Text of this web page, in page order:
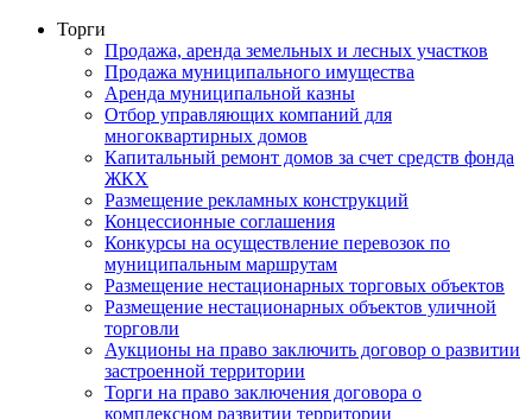
Торги
Продажа, аренда земельных и лесных участков
Продажа муниципального имущества
Аренда муниципальной казны
Отбор управляющих компаний для
многоквартирных домов
Капитальный ремонт домов за счет средств фонда
ЖКХ
Размещение рекламных конструкций
Концессионные соглашения
Конкурсы на осуществление перевозок по
муниципальным маршрутам
Размещение нестационарных торговых объектов
Размещение нестационарных объектов уличной
торговли
Аукционы на право заключить договор о развитии
застроенной территории
Торги на право заключения договора о
комплексном развитии территории